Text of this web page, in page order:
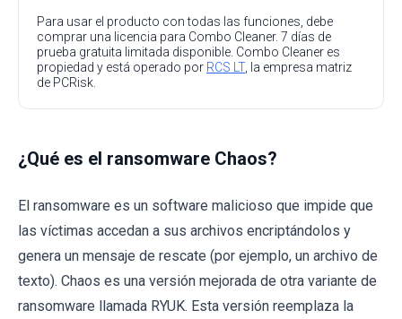
Para usar el producto con todas las funciones, debe
comprar una licencia para Combo Cleaner. 7 días de
prueba gratuita limitada disponible. Combo Cleaner es
propiedad y está operado por RCS LT, la empresa matriz
de PCRisk.
¿Qué es el ransomware Chaos?
El ransomware es un software malicioso que impide que
las víctimas accedan a sus archivos encriptándolos y
genera un mensaje de rescate (por ejemplo, un archivo de
texto). Chaos es una versión mejorada de otra variante de
ransomware llamada RYUK. Esta versión reemplaza la